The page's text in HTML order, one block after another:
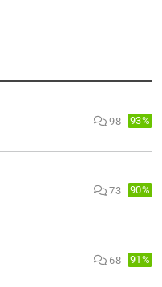
98 93%
73 90%
68 91%